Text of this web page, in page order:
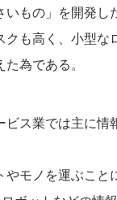
もの」を開発し
も高く、小型な
為である。
ス業では主に情
モノを運ぶこと